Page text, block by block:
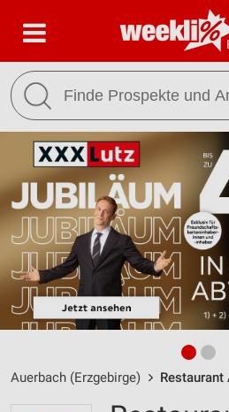
Auerbach (Erzgebirge) Restaurant